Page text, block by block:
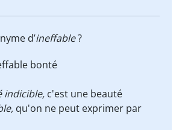
d’ineffable?
bonté
indicible, c'est une beauté
qu'on ne peut exprimer par